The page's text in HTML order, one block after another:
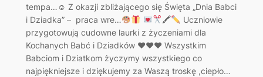
tempa…☺ Z okazji zbliżającego się Święta „Dnia Babci
i Dziadka” – praca wre…
🖍
Uczniowie
przygotowują cudowne laurki z życzeniami dla
Kochanych Babć i Dziadków ♥♥♥ Wszystkim
Babciom i Dziatkom życzymy wszystkiego co
najpiękniejsze i dziękujemy za Waszą troskę ,ciepło…